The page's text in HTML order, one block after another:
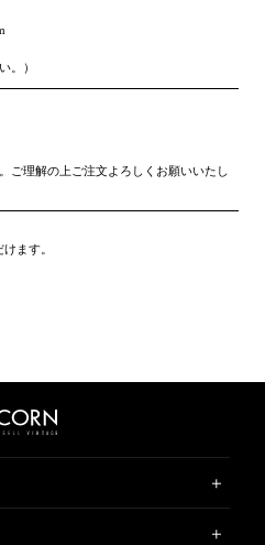
。）
ご理解の上ご注文よろしくお願いいたし
ます。